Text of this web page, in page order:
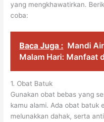
yang mengkhawatirkan.
coba:
Baca Juga : Mandi
Malam Hari: Manfaat
1. Obat Batuk
Gunakan obat bebas yang
kamu alami. Ada obat batuk
melunakkan dahak, serta